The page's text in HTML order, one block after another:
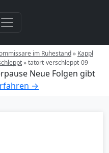
im Ruhestand» Kappl
»tatort-verschleppt-09
Neue Folgen gibt
→